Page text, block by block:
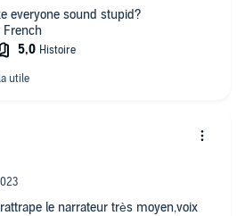
everyone sound stupid?
French
très moyen,voix